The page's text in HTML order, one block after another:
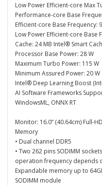
Low Power Efficient-core Max
Performance-core Base
Efficient-core Base Frequency:
Low Power Efficient-core Base
Cache: 24 MB Intel® Smart
Processor Base Power: 28 W
Maximum Turbo Power: 115 W
Minimum Assured Power: 20 W
Intel® Deep Learning Boost
AI Software Frameworks
WindowsML, ONNX RT
Monitor: 16.0” (40.64cm) Full-
Memory
• Dual channel DDR5
• Two 262 pins SODIMM
operation frequency depends
Expandable memory up to
SODIMM module